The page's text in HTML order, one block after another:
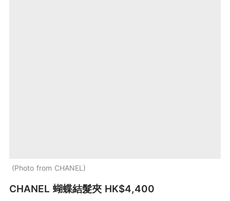
Photo from CHANEL
CHANEL 蝴蝶結髮夾 HK$4,400